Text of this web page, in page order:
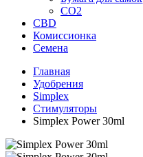
CO2
CBD
Комисcионка
Семена
Главная
Удобрения
Simplex
Стимуляторы
Simplex Power 30ml